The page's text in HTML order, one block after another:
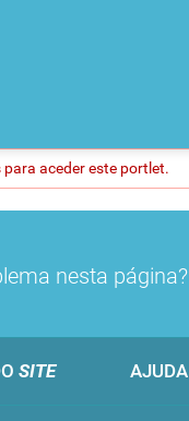
aceder este portlet.
nesta página?
SITE AJUDA